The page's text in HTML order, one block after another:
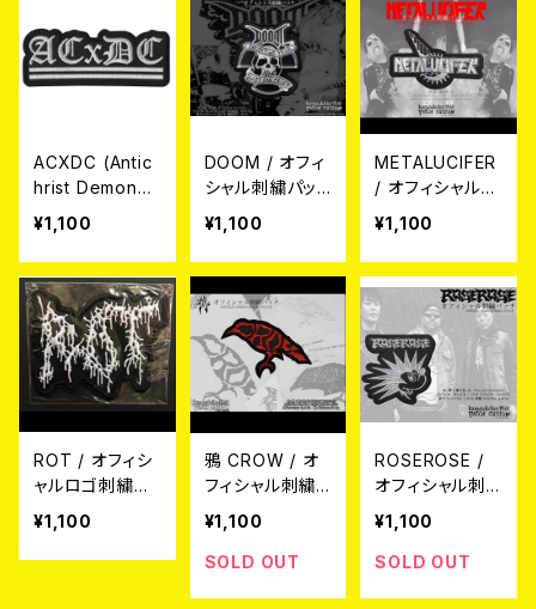
ACXDC (Antic
hrist Demonco
re ) / オフィシャ
ル刺繍パッチ
¥1,100
DOOM / オフィ
シャル刺繍パッ
チ
¥1,100
METALUCIFER
/ オフィシャル刺
繍パッチ
¥1,100
ROT / オフィシ
ャルロゴ刺繍パ
ッチ
¥1,100
鴉 CROW / オ
フィシャル刺繍
パッチ
¥1,100
SOLD OUT
ROSEROSE /
オフィシャル刺
繍パッチ
¥1,100
SOLD OUT